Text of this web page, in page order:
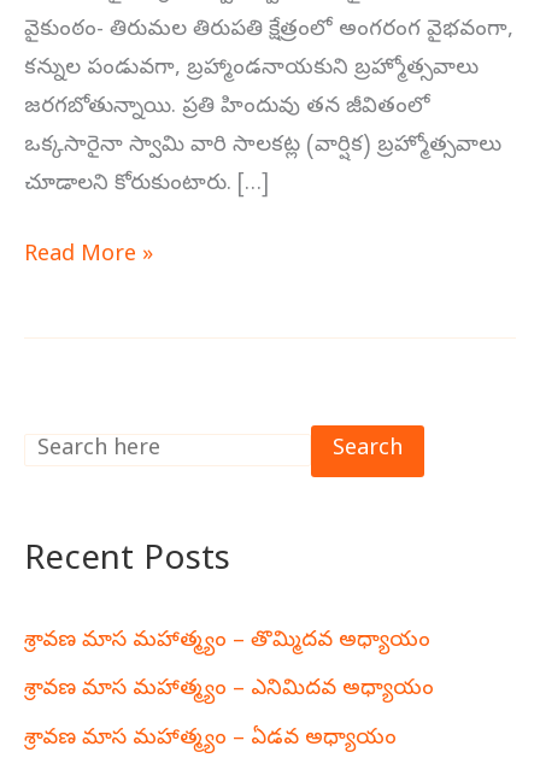
వైకుంఠం- తిరుమల తిరుపతి క్షేత్రంలో అంగరంగ వైభవంగా,
కన్నుల పండువగా, బ్రహ్మాండనాయకుని బ్రహ్మోత్సవాలు
జరగబోతున్నాయి. ప్రతి హిందువు తన జీవితంలో
ఒక్కసారైనా స్వామి వారి సాలకట్ల (వార్షిక) బ్రహ్మోత్సవాలు
చూడాలని కోరుకుంటారు. […]
Read More »
Search
Recent Posts
శ్రావణ మాస మహాత్మ్యం – తొమ్మిదవ అధ్యాయం
శ్రావణ మాస మహాత్మ్యం – ఎనిమిదవ అధ్యాయం
శ్రావణ మాస మహాత్మ్యం – ఏడవ అధ్యాయం